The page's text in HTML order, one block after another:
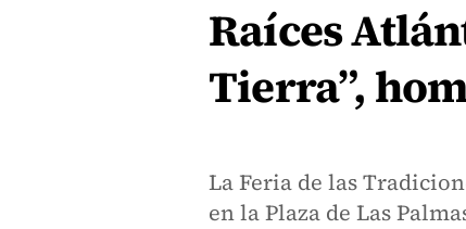
Raíces
Tierra”,
La Feria de las
en la Plaza de Las